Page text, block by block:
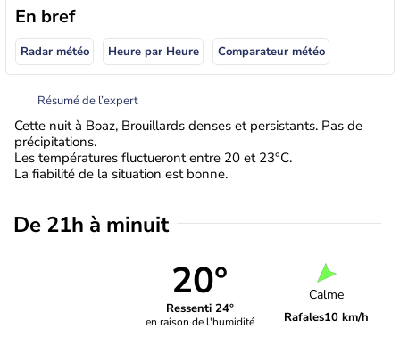
En bref
Radar météo Heure par Heure Comparateur météo
Résumé de l’expert
Cette nuit à Boaz, Brouillards denses et persistants. Pas de
précipitations.
Les températures fluctueront entre 20 et 23°C.
La fiabilité de la situation est bonne.
De 21h à minuit
20°
Ressenti 24°
en raison de l'humidité
Calme
Rafales10 km/h